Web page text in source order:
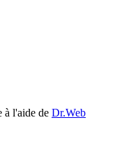
à l'aide de Dr.Web